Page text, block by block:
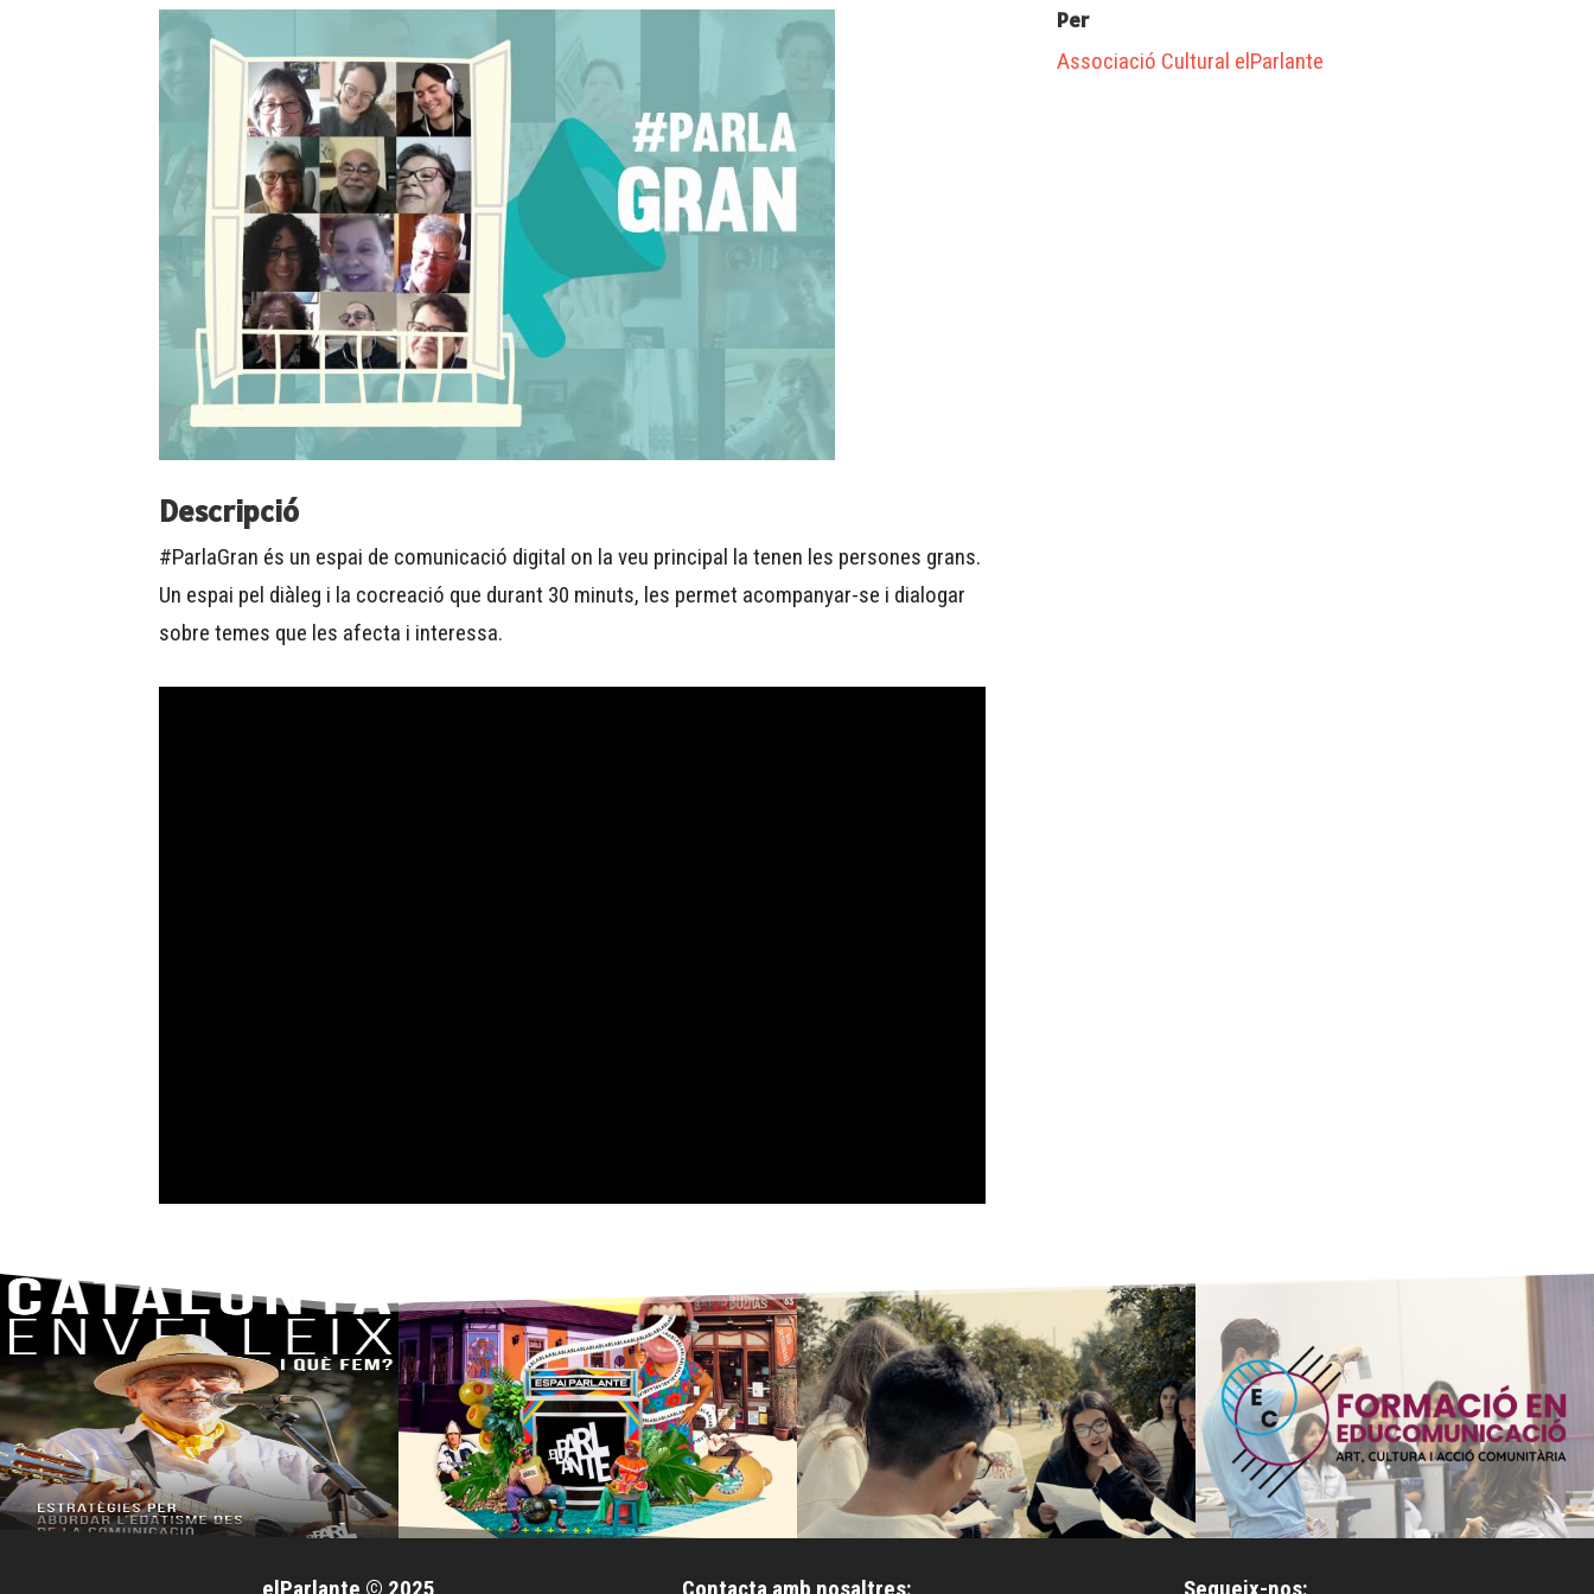
Descripció
#ParlaGran és un espai de comunicació digital on la veu principal la tenen les persones grans.
Un espai pel diàleg i la cocreació que durant 30 minuts, les permet acompanyar-se i dialogar
sobre temes que les afecta i interessa.
Per
Associació Cultural elParlante
elParlante © 2025 Contacta amb nosaltres: Segueix-nos: